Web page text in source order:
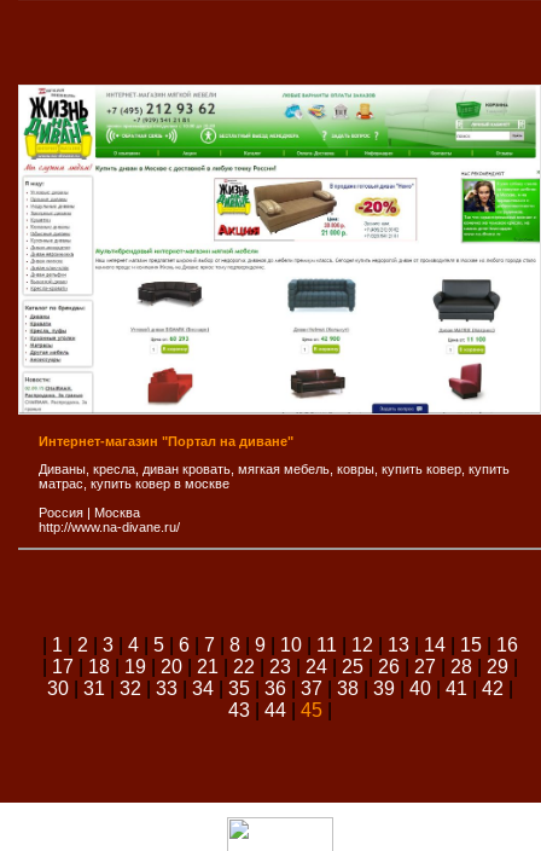
Интернет-магазин "Портал на диване"
Диваны, кресла, диван кровать, мягкая мебель, ковры, купить ковер, купить
матрас, купить ковер в москве
Россия
Москва
http://www.na-divane.ru/
1| 2| 3| 4| 5| 6| 7 8| 9| 10| 11| 12| 13| 14| 15| 16
17 18| 19| 20| 21| 22| 23| 24| 25| 26| 27 28| 29|
30| 31| 32| 33| 34| 35| 36| 37 38| 39| 40| 41| 42|
43| 44| 45|